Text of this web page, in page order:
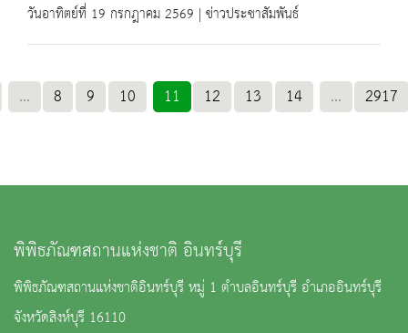
วันอาทิตย์ที่ 19 กรกฎาคม 2569 | ข่าวประชาสัมพันธ์
... 8 9 10 11 12 13 14 ... 2917
พิพิธภัณฑสถานแห่งชาติ อินทร์บุรี
พิพิธภัณฑสถานแห่งชาติอินทร์บุรี หมู่ 1 ตำบลอินทร์บุรี อำเภออินทร์บุรี
จังหวัดสิงห์บุรี 16110